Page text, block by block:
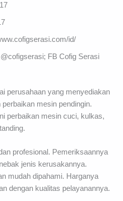
id/
@cofigserasi; FB Cofig Serasi
perusahaan yang menyediakan
mesin pendingin.
perbaikan mesin cuci, kulkas,
profesional. Pemeriksaannya
jenis kerusakannya.
mudah dipahami. Harganya
dengan kualitas pelayanannya.